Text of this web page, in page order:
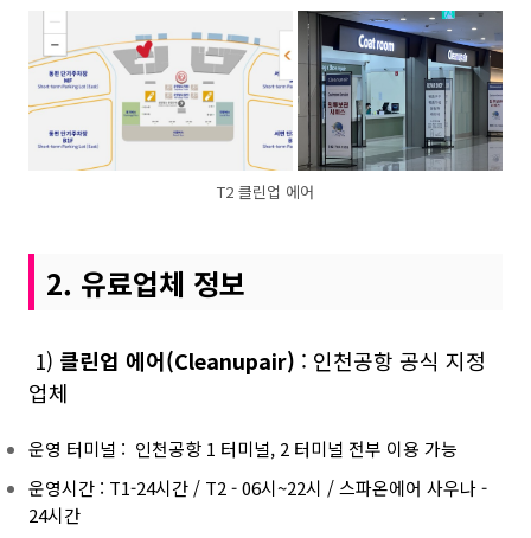
T2 클린업 에어
2. 유료업체 정보
1) 클린업 에어(Cleanupair) : 인천공항 공식 지정
업체
운영 터미널 : 인천공항 1 터미널, 2 터미널 전부 이용 가능
운영시간 : T1-24시간 / T2 - 06시~22시 / 스파온에어 사우나 -
24시간